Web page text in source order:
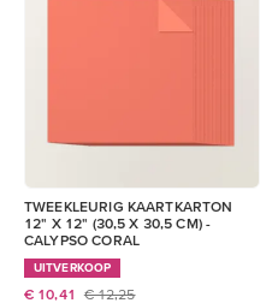
TWEEKLEURIG KAARTKARTON
12" X 12" (30,5 X 30,5 CM) -
CALYPSO CORAL
UITVERKOOP
€ 10,41 € 12,25